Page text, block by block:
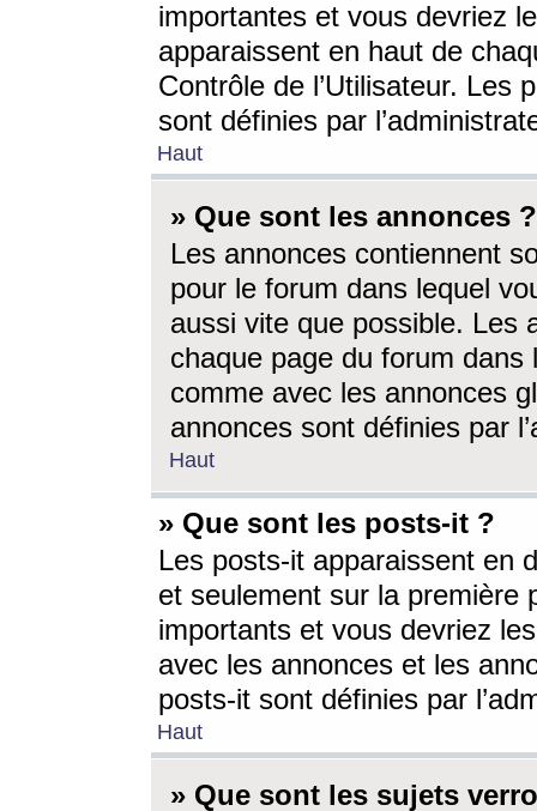
importantes et vous devriez
apparaissent en haut de
Contrôle de l’Utilisateur. Les
sont définies par
Haut
» Que sont les annonces ?
Les annonces contiennent
pour le forum dans lequel
aussi vite que possible. Les
chaque page du forum dans
comme avec les annonces
annonces sont définies par
Haut
» Que sont les posts-it ?
Les posts-it apparaissent en
et seulement sur la première
importants et vous devriez
avec les annonces et les
posts-it sont définies par
Haut
» Que sont les sujets